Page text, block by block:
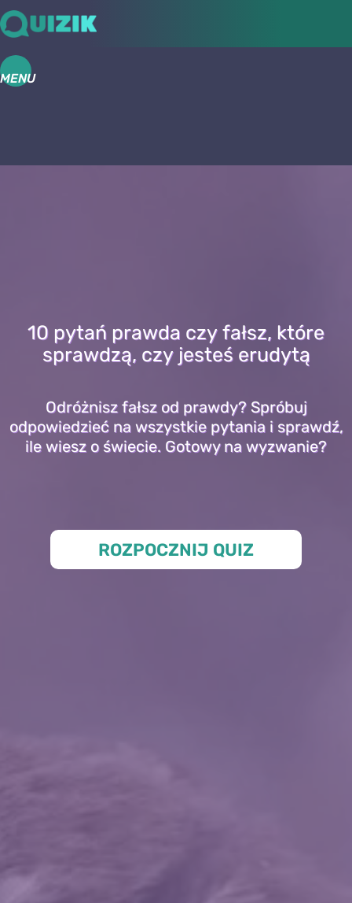
MENU
10 pytań prawda czy fałsz, które
sprawdzą, czy jesteś erudytą
Odróżnisz fałsz od prawdy? Spróbuj
odpowiedzieć na wszystkie pytania i sprawdź,
ile wiesz o świecie. Gotowy na wyzwanie?
ROZPOCZNIJ QUIZ